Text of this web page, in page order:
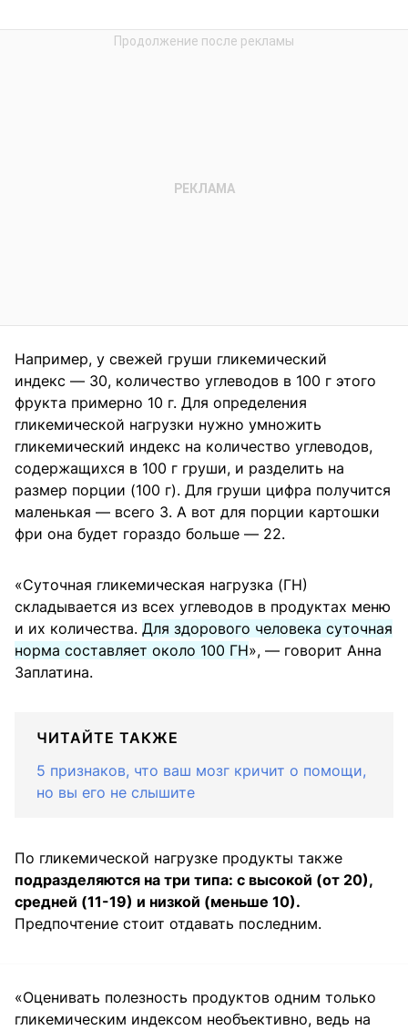
Например, у свежей груши гликемический
индекс — 30, количество углеводов в 100 г этого
фрукта примерно 10 г. Для определения
гликемической нагрузки нужно умножить
гликемический индекс на количество углеводов,
содержащихся в 100 г груши, и разделить на
размер порции (100 г). Для груши цифра получится
маленькая — всего 3. А вот для порции картошки
фри она будет гораздо больше — 22.
«Суточная гликемическая нагрузка (ГН)
складывается из всех углеводов в продуктах меню
и их количества. Для здорового человека суточная
норма составляет около 100 ГН», — говорит Анна
Заплатина.
ЧИТАЙТЕ ТАКЖЕ
5 признаков, что ваш мозг кричит о помощи,
но вы его не слышите
По гликемической нагрузке продукты также
подразделяются на три типа: с высокой (от 20),
средней (11-19) и низкой (меньше 10).
Предпочтение стоит отдавать последним.
«Оценивать полезность продуктов одним только
гликемическим индексом необъективно, ведь на